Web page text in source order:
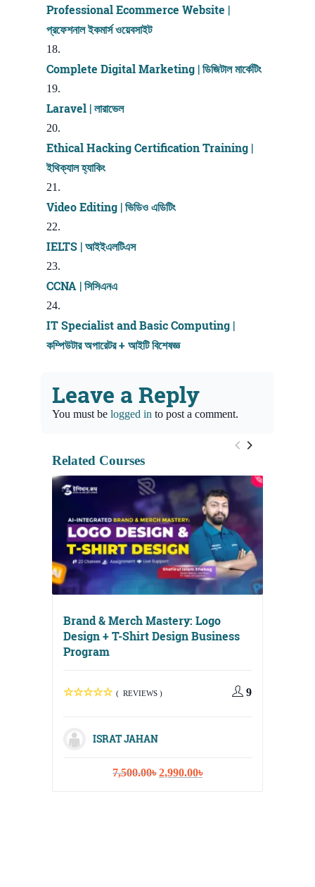
Professional Ecommerce Website |
প্রফেশনাল ইকমার্স ওয়েবসাইট
Complete Digital Marketing | ডিজিটাল মার্কেটিং
Laravel | লারাভেল
Ethical Hacking Certification Training |
ইথিক্যাল হ্যাকিং
Video Editing | ভিডিও এডিটিং
IELTS | আইইএলটিএস
CCNA | সিসিএনএ
IT Specialist and Basic Computing |
কম্পিউটার অপারেটর + আইটি বিশেষজ্ঞ
Leave a Reply
You must be logged in to post a comment.
Related Courses
Brand & Merch Mastery: Logo
Design + T-Shirt Design Business
Program
( REVIEWS ) 9
ISRAT JAHAN
7,500.00৳ Original
2,990.00৳Current